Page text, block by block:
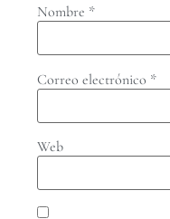
Nombre *
Correo electrónico *
Web